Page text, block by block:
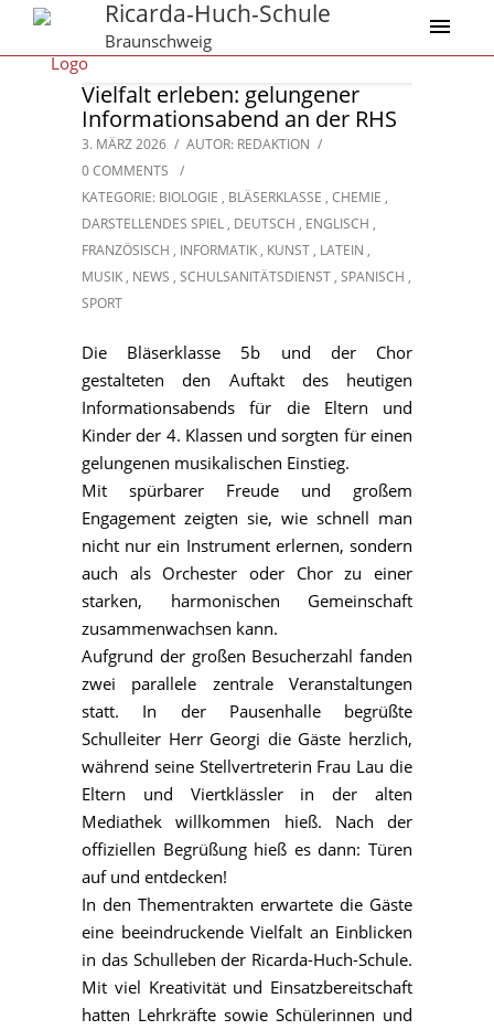
Ricarda-Huch-Schule
Braunschweig
Vielfalt erleben: gelungener
Informationsabend an der RHS
3. MÄRZ 2026 / AUTOR: REDAKTION /
0 COMMENTS
/
KATEGORIE: BIOLOGIE , BLÄSERKLASSE , CHEMIE ,
DARSTELLENDES SPIEL , DEUTSCH , ENGLISCH ,
FRANZÖSISCH , INFORMATIK , KUNST , LATEIN ,
MUSIK , NEWS , SCHULSANITÄTSDIENST , SPANISCH ,
SPORT
Die Bläserklasse 5b und der Chor
gestalteten den Auftakt des heutigen
Informationsabends für die Eltern und
Kinder der 4. Klassen und sorgten für einen
gelungenen musikalischen Einstieg.
Mit spürbarer Freude und großem
Engagement zeigten sie, wie schnell man
nicht nur ein Instrument erlernen, sondern
auch als Orchester oder Chor zu einer
starken, harmonischen Gemeinschaft
zusammenwachsen kann.
Aufgrund der großen Besucherzahl fanden
zwei parallele zentrale Veranstaltungen
statt. In der Pausenhalle begrüßte
Schulleiter Herr Georgi die Gäste herzlich,
während seine Stellvertreterin Frau Lau die
Eltern und Viertklässler in der alten
Mediathek willkommen hieß. Nach der
offiziellen Begrüßung hieß es dann: Türen
auf und entdecken!
In den Thementrakten erwartete die Gäste
eine beeindruckende Vielfalt an Einblicken
in das Schulleben der Ricarda-Huch-Schule.
Mit viel Kreativität und Einsatzbereitschaft
hatten Lehrkräfte sowie Schülerinnen und